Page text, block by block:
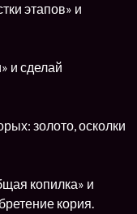
этапов» и
и сделай
золото, осколки
копилка» и
кория.